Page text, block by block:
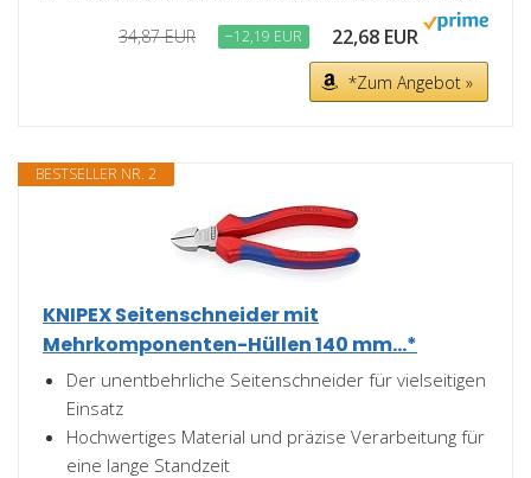
34,87 EUR −12,19 EUR 22,68 EUR
*Zum Angebot »
BESTSELLER NR. 2
KNIPEX Seitenschneider mit
Mehrkomponenten-Hüllen 140 mm...*
Der unentbehrliche Seitenschneider für vielseitigen
Einsatz
Hochwertiges Material und präzise Verarbeitung für
eine lange Standzeit